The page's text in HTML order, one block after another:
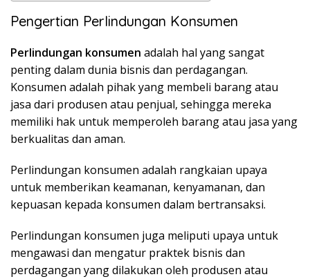
Pengertian Perlindungan Konsumen
Perlindungan konsumen adalah hal yang sangat
penting dalam dunia bisnis dan perdagangan.
Konsumen adalah pihak yang membeli barang atau
jasa dari produsen atau penjual, sehingga mereka
memiliki hak untuk memperoleh barang atau jasa yang
berkualitas dan aman.
Perlindungan konsumen adalah rangkaian upaya
untuk memberikan keamanan, kenyamanan, dan
kepuasan kepada konsumen dalam bertransaksi.
Perlindungan konsumen juga meliputi upaya untuk
mengawasi dan mengatur praktek bisnis dan
perdagangan yang dilakukan oleh produsen atau